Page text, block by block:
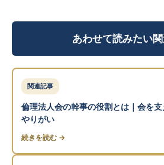
あわせて読みたい
関連記事
倫理法人会の幹事の役割とは｜会を
やりがい
続きを読む →